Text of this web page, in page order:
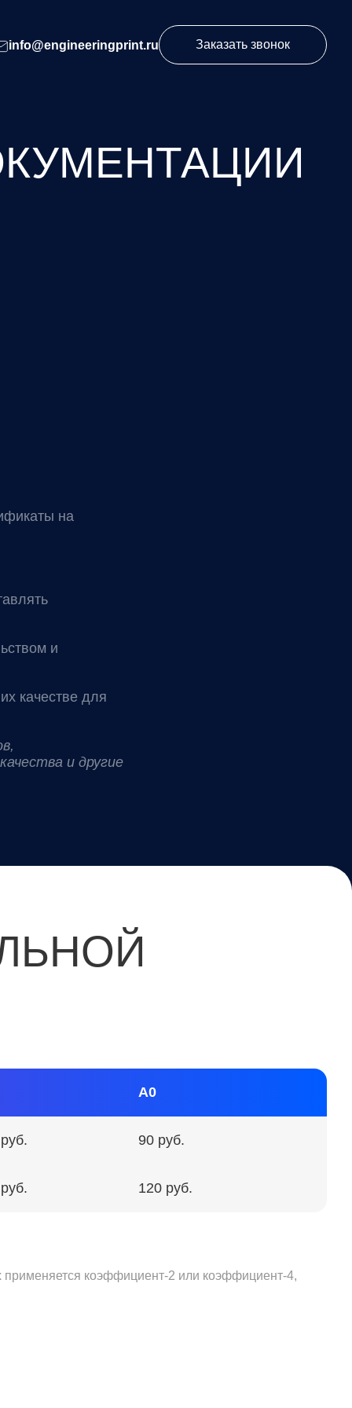
info@engineeringprint.ru Заказать звонок
на
и
качестве для
и другие
А0
90 руб.
120 руб.
коэффициент-2 или коэффициент-4,